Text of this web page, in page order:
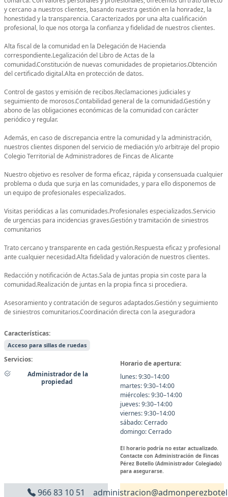
y cercano a nuestros clientes, basando nuestra gestión en la honradez, la
honestidad y la transparencia. Caracterizados por una alta cualificación
profesional, lo que nos otorga la confianza y fidelidad de nuestros clientes.
Alta fiscal de la comunidad en la Delegación de Hacienda
correspondiente.Legalización del Libro de Actas de la
comunidad.Constitución de nuevas comunidades de propietarios.Obtención
del certificado digital.Alta en protección de datos.
Control de gastos y emisión de recibos.Reclamaciones judiciales y
seguimiento de morosos.Contabilidad general de la comunidad.Gestión y
abono de las obligaciones económicas de la comunidad con carácter
periódico y regular.
Además, en caso de discrepancia entre la comunidad y la administración,
nuestros clientes disponen del servicio de mediación y/o arbitraje del propio
Colegio Territorial de Administradores de Fincas de Alicante
Nuestro objetivo es resolver de forma eficaz, rápida y consensuada cualquier
problema o duda que surja en las comunidades, y para ello disponemos de
un equipo de profesionales especializados.
Visitas periódicas a las comunidades.Profesionales especializados.Servicio
de urgencias para incidencias graves.Gestión y tramitación de siniestros
comunitarios
Trato cercano y transparente en cada gestión.Respuesta eficaz y profesional
ante cualquier necesidad.Alta fidelidad y valoración de nuestros clientes.
Redacción y notificación de Actas.Sala de juntas propia sin coste para la
comunidad.Realización de juntas en la propia finca si procediera.
Asesoramiento y contratación de seguros adaptados.Gestión y seguimiento
de siniestros comunitarios.Coordinación directa con la aseguradora
Características:
Acceso para sillas de ruedas
Servicios:
Administrador de la
propiedad
Horario de apertura:
lunes: 9:30–14:00
martes: 9:30–14:00
miércoles: 9:30–14:00
jueves: 9:30–14:00
viernes: 9:30–14:00
sábado: Cerrado
domingo: Cerrado
El horario podría no estar actualizado.
Contacte con Administración de Fincas
Pérez Botello (Administrador Colegiado)
para asegurarse.
966 83 10 51